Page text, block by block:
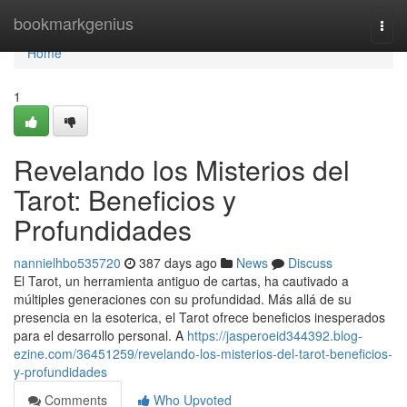
bookmarkgenius
Home
Home
1
Revelando los Misterios del
Tarot: Beneficios y
Profundidades
nannielhbo535720 387 days ago News
Discuss
El Tarot, un herramienta antiguo de cartas, ha cautivado a
múltiples generaciones con su profundidad. Más allá de su
presencia en la esoterica, el Tarot ofrece beneficios inesperados
para el desarrollo personal. A https://jasperoeid344392.blog-
ezine.com/36451259/revelando-los-misterios-del-tarot-beneficios-
y-profundidades
Comments
Who Upvoted